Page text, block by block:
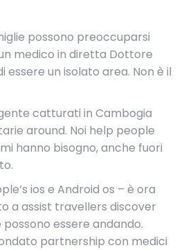
possono preoccuparsi
medico in diretta Dottore
un isolato area. Non è il
catturati in Cambogia
around. Noi help people
hanno bisogno, anche fuori
ios e Android os – è ora
a assist travellers discover
essere andando.
partnership con medici